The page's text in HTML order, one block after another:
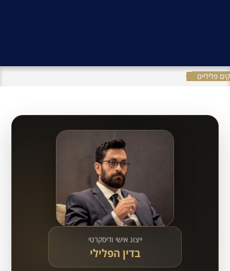
פליליים
ייצוג אישי ודיסקרטי
בדין הפלילי